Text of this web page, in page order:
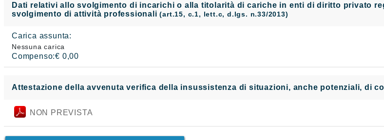
Dati relativi allo svolgimento di incarichi o alla titolarità di cariche in enti di diritto privato
svolgimento di attività professionali(art.15, c.1, lett.c, d.lgs. n.33/2013)
Carica assunta:
Nessuna carica
Compenso:€ 0,00
Attestazione della avvenuta verifica della insussistenza di situazioni, anche potenziali, di
NON PREVISTA